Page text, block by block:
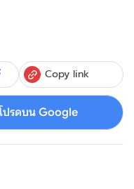
Copy link
ปรดบน Google